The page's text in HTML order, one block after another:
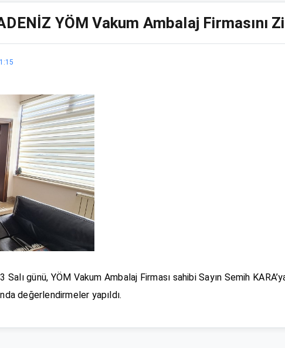
YÖM Vakum Ambalaj Firmasını
günü, YÖM Vakum Ambalaj Firması sahibi Sayın Semih
değerlendirmeler yapıldı.